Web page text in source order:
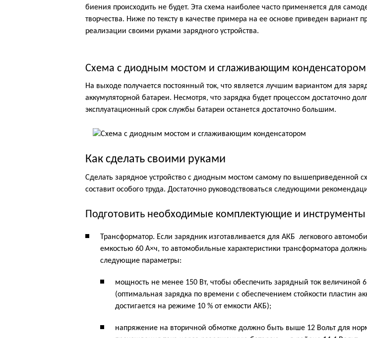
биения происходить не будет. Эта схема наиболее часто применяется для
творчества. Ниже по тексту в качестве примера на ее основе приведен вариант
реализации своими руками зарядного устройства.
Схема с диодным мостом и сглаживающим конденсатором
На выходе получается постоянный ток, что является лучшим вариантом для
аккумуляторной батареи. Несмотря, что зарядка будет процессом достаточно
эксплуатационный срок службы батареи останется достаточно большим.
Как сделать своими руками
Сделать зарядное устройство с диодным мостом самому по вышеприведенной
составит особого труда. Достаточно руководствоваться следующими
Подготовить необходимые комплектующие и инструменты
Трансформатор. Если зарядник изготавливается для АКБ легкового
емкостью 60 А×ч, то автомобильные характеристики трансформатора
следующие параметры:
мощность не менее 150 Вт, чтобы обеспечить зарядный ток величиной
(оптимальная зарядка по времени с обеспечением стойкости пластин
достигается на режиме 10 % от емкости АКБ);
напряжение на вторичной обмотке должно быть выше 12 Вольт для